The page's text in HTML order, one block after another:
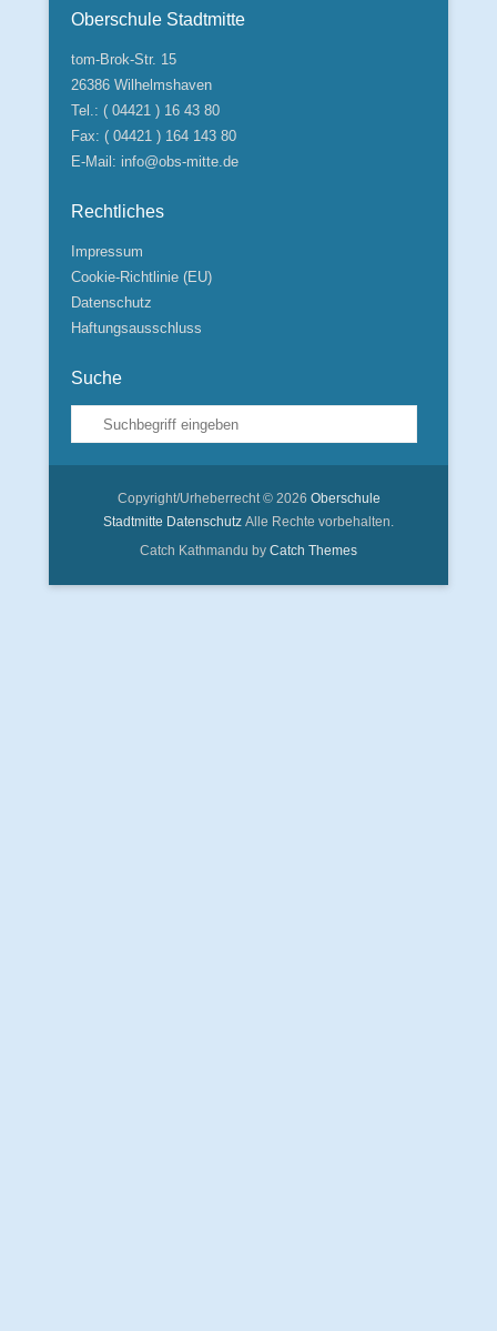
Oberschule Stadtmitte
tom-Brok-Str. 15
26386 Wilhelmshaven
Tel.: ( 04421 ) 16 43 80
Fax: ( 04421 ) 164 143 80
E-Mail: info@obs-mitte.de
Rechtliches
Impressum
Cookie-Richtlinie (EU)
Datenschutz
Haftungsausschluss
Suche
Suche
Copyright/Urheberrecht © 2026 Oberschule
Stadtmitte Datenschutz Alle Rechte vorbehalten.
Catch Kathmandu by Catch Themes